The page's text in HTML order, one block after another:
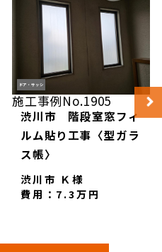
ドア・サッシ
施工事例No.1905
渋川市 階段室窓フィ
ルム貼り工事〈型ガラ
ス帳〉
渋川市 Ｋ様
費用：7.3万円